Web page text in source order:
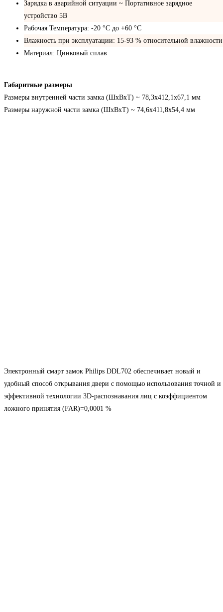
Зарядка в аварийной ситуации ~ Портативное зарядное
устройство 5В
Рабочая Температура: -20 °C до +60 °C
Влажность при эксплуатации: 15-93 % относительной влажности
Материал: Цинковый сплав
Габаритные размеры
Размеры внутренней части замка (ШхВхТ) ~ 78,3х412,1х67,1 мм
Размеры наружной части замка (ШхВхТ) ~ 74,6х411,8х54,4 мм
Электронный смарт замок Philips DDL702 обеспечивает новый и
удобный способ открывания двери с помощью использования точной и
эффективной технологии 3D-распознавания лиц с коэффициентом
ложного принятия (FAR)=0,0001 %